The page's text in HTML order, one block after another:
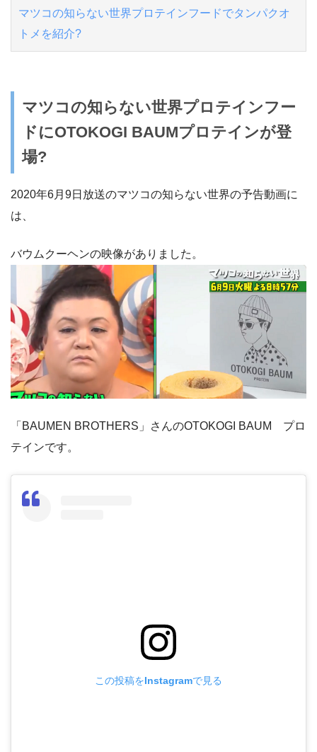
マツコの知らない世界プロテインフードでタンパクオ
トメを紹介?
マツコの知らない世界プロテインフー
ドにOTOKOGI BAUMプロテインが登
場?
2020年6月9日放送のマツコの知らない世界の予告動画に
は、
バウムクーヘンの映像がありました。
「BAUMEN BROTHERS」さんのOTOKOGI BAUM プロ
テインです。
この投稿をInstagramで見る